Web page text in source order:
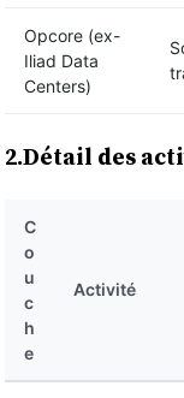
Opcore (ex-
Iliad Data
Centers)
2.Détail des
C
o
u
c
h
e
Activité